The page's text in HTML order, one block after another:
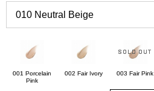
001 Porcelain
Pink
002 Fair Ivory 003 Fair Pink